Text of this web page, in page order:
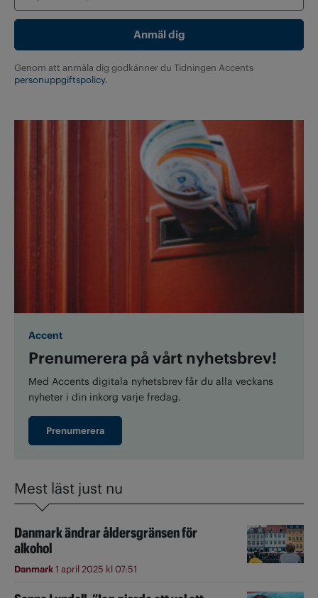
Genom att anmäla dig godkänner du Tidningen Accents
personuppgiftspolicy.
Accent
Prenumerera på vårt nyhetsbrev!
Med Accents digitala nyhetsbrev får du alla veckans
nyheter i din inkorg varje fredag.
Prenumerera
Mest läst just nu
Danmark ändrar åldersgränsen för
alkohol
Danmark1 april 2025 kl 07:51